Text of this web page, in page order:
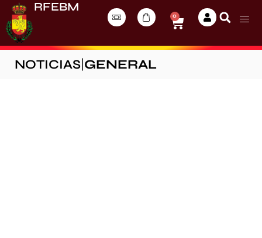
RFEBM
0
NOTICIAS GENERAL